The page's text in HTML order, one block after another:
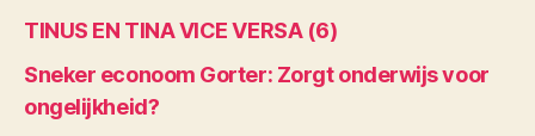
TINUS EN TINA VICE VERSA (6)
Sneker econoom Gorter: Zorgt onderwijs voor
ongelijkheid?